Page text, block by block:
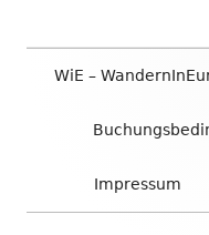
Footer
WiE –
Impressum